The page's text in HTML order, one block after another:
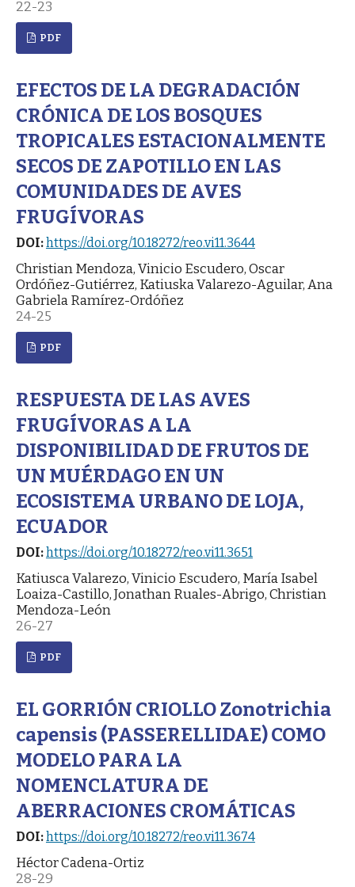
22-23
PDF
EFECTOS DE LA DEGRADACIÓN
CRÓNICA DE LOS BOSQUES
TROPICALES ESTACIONALMENTE
SECOS DE ZAPOTILLO EN LAS
COMUNIDADES DE AVES
FRUGÍVORAS
DOI:https://doi.org/10.18272/reo.vi11.3644
Christian Mendoza, Vinicio Escudero, Oscar
Ordóñez-Gutiérrez, Katiuska Valarezo-Aguilar, Ana
Gabriela Ramírez-Ordóñez
24-25
PDF
RESPUESTA DE LAS AVES
FRUGÍVORAS A LA
DISPONIBILIDAD DE FRUTOS DE
UN MUÉRDAGO EN UN
ECOSISTEMA URBANO DE LOJA,
ECUADOR
DOI:https://doi.org/10.18272/reo.vi11.3651
Katiusca Valarezo, Vinicio Escudero, María Isabel
Loaiza-Castillo, Jonathan Ruales-Abrigo, Christian
Mendoza-León
26-27
PDF
EL GORRIÓN CRIOLLO Zonotrichia
capensis (PASSERELLIDAE) COMO
MODELO PARA LA
NOMENCLATURA DE
ABERRACIONES CROMÁTICAS
DOI:https://doi.org/10.18272/reo.vi11.3674
Héctor Cadena-Ortiz
28-29